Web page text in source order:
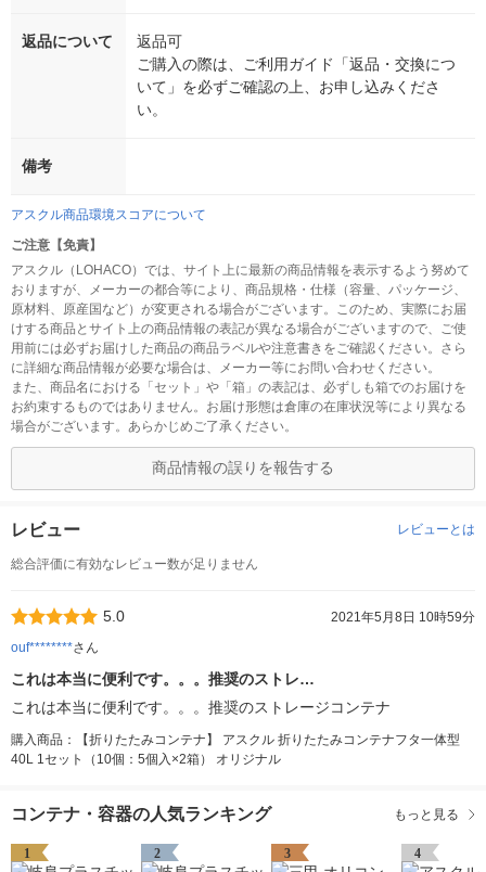
返品について
返品可
ご購入の際は、ご利用ガイド「返品・交換につ
いて」を必ずご確認の上、お申し込みくださ
い。
備考
アスクル商品環境スコアについて
ご注意【免責】
アスクル（LOHACO）では、サイト上に最新の商品情報を表示するよう努めて
おりますが、メーカーの都合等により、商品規格・仕様（容量、パッケージ、
原材料、原産国など）が変更される場合がございます。このため、実際にお届
けする商品とサイト上の商品情報の表記が異なる場合がございますので、ご使
用前には必ずお届けした商品の商品ラベルや注意書きをご確認ください。さら
に詳細な商品情報が必要な場合は、メーカー等にお問い合わせください。
また、商品名における「セット」や「箱」の表記は、必ずしも箱でのお届けを
お約束するものではありません。お届け形態は倉庫の在庫状況等により異なる
場合がございます。あらかじめご了承ください。
商品情報の誤りを報告する
レビュー レビューとは
総合評価に有効なレビュー数が足りません
5.0
2021年5月8日 10時59分
ouf********さん
これは本当に便利です。。。推奨のストレ…
これは本当に便利です。。。推奨のストレージコンテナ
購入商品：【折りたたみコンテナ】 アスクル 折りたたみコンテナフタ一体型
40L 1セット（10個：5個入×2箱） オリジナル
コンテナ・容器の人気ランキング もっと見る
1 2 3 4